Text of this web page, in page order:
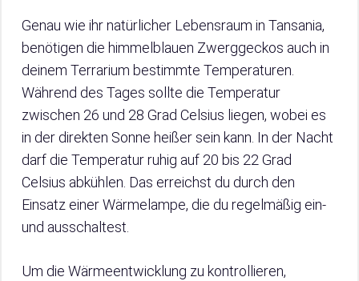
Genau wie ihr natürlicher Lebensraum in Tansania,
benötigen die himmelblauen Zwerggeckos auch in
deinem Terrarium bestimmte Temperaturen.
Während des Tages sollte die Temperatur
zwischen 26 und 28 Grad Celsius liegen, wobei es
in der direkten Sonne heißer sein kann. In der Nacht
darf die Temperatur ruhig auf 20 bis 22 Grad
Celsius abkühlen. Das erreichst du durch den
Einsatz einer Wärmelampe, die du regelmäßig ein-
und ausschaltest.
Um die Wärmeentwicklung zu kontrollieren,